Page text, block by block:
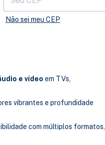
Não sei meu CEP
e vídeo em TVs,
vibrantes e profundidade
com múltiplos formatos,